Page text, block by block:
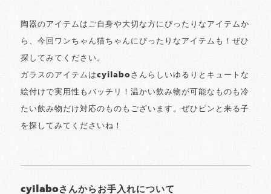
陶器のアイテムはご自身や大切な方にぴったりなアイテムか
ら、今回ワンちゃん猫ちゃんにぴったりなアイテムも！ぜひ
探してみてください。
ガラスのアイテムはcyilaboさんらしいゆるりとキュートな
絵付けで実用性もバッチリ！温かい飲み物が可能なものも冷
たい飲み物だけ対応のものもございます。ぜひピンと来る子
を探してみてくださいね！
cyilaboさんからお手入れについて